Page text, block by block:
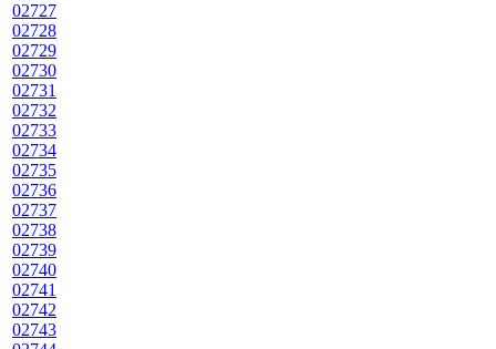
02727
02728
02729
02730
02731
02732
02733
02734
02735
02736
02737
02738
02739
02740
02741
02742
02743